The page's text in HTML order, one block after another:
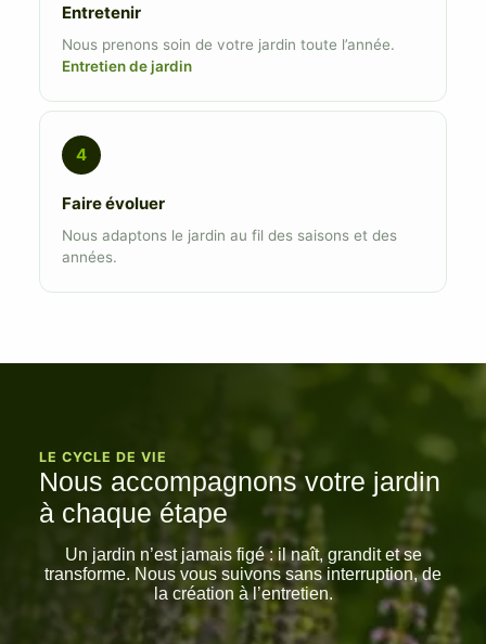
Entretenir
Nous prenons soin de votre jardin toute l’année.
Entretien de jardin
4
Faire évoluer
Nous adaptons le jardin au fil des saisons et des
années.
LE CYCLE DE VIE
Nous accompagnons votre jardin
à chaque étape
Un jardin n’est jamais figé : il naît, grandit et se
transforme. Nous vous suivons sans interruption, de
la création à l’entretien.